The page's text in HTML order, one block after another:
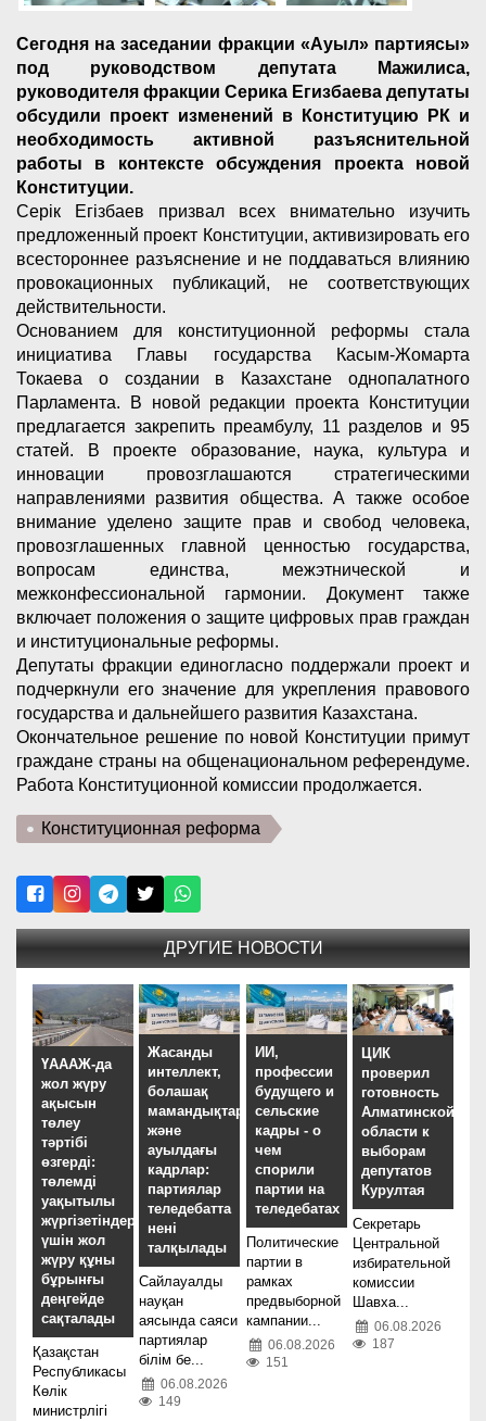
Сегодня на заседании фракции «Ауыл» партиясы»
под руководством депутата Мажилиса,
руководителя фракции Серика Егизбаева депутаты
обсудили проект изменений в Конституцию РК и
необходимость активной разъяснительной
работы в контексте обсуждения проекта новой
Конституции.
Серік Егізбаев призвал всех внимательно изучить
предложенный проект Конституции, активизировать его
всестороннее разъяснение и не поддаваться влиянию
провокационных публикаций, не соответствующих
действительности.
Основанием для конституционной реформы стала
инициатива Главы государства Касым-Жомарта
Токаева о создании в Казахстане однопалатного
Парламента. В новой редакции проекта Конституции
предлагается закрепить преамбулу, 11 разделов и 95
статей. В проекте образование, наука, культура и
инновации провозглашаются стратегическими
направлениями развития общества. А также особое
внимание уделено защите прав и свобод человека,
провозглашенных главной ценностью государства,
вопросам единства, межэтнической и
межконфессиональной гармонии. Документ также
включает положения о защите цифровых прав граждан
и институциональные реформы.
Депутаты фракции единогласно поддержали проект и
подчеркнули его значение для укрепления правового
государства и дальнейшего развития Казахстана.
Окончательное решение по новой Конституции примут
граждане страны на общенациональном референдуме.
Работа Конституционной комиссии продолжается.
Конституционная реформа
ДРУГИЕ НОВОСТИ
ҮАААЖ-да
жол жүру
ақысын
төлеу
тәртібі
өзгерді:
төлемді
уақытылы
жүргізетіндер
үшін жол
жүру құны
бұрынғы
деңгейде
сақталады
Қазақстан
Республикасы
Көлік
министрлігі
Жасанды
интеллект,
болашақ
мамандықтар
және
ауылдағы
кадрлар:
партиялар
теледебатта
нені
талқылады
Сайлауалды
науқан
аясында саяси
партиялар
білім бе...
06.08.2026
149
ИИ,
профессии
будущего и
сельские
кадры - о
чем
спорили
партии на
теледебатах
Политические
партии в
рамках
предвыборной
кампании...
06.08.2026
151
ЦИК
проверил
готовность
Алматинской
области к
выборам
депутатов
Курултая
Секретарь
Центральной
избирательной
комиссии
Шавха...
06.08.2026
187